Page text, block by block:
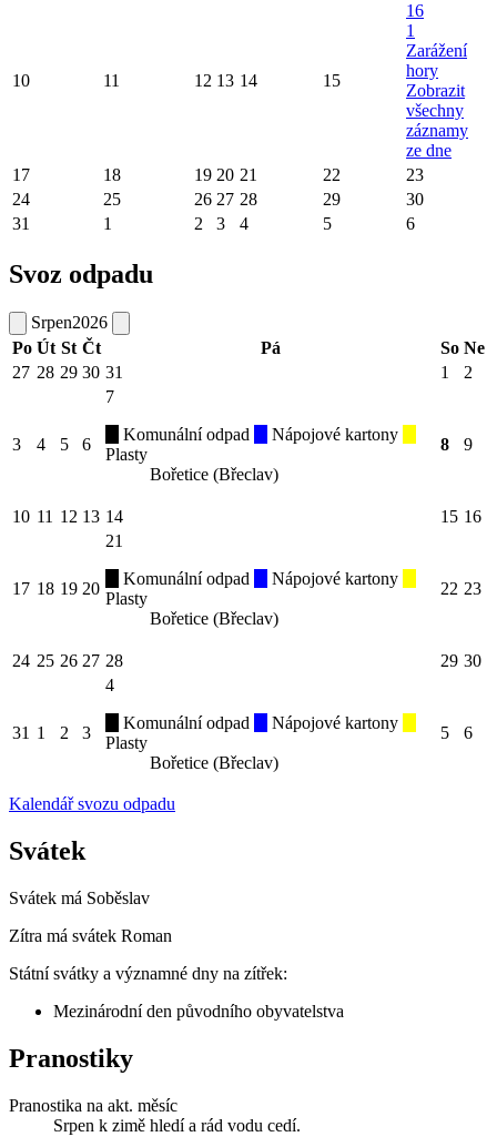
10 11 12 13 14 15
16
1
Zarážení
hory
Zobrazit
všechny
záznamy
ze dne
17
18 19 20 21 22
23
24
25 26 27 28 29
30
31
1 2 3 4 5 6
Svoz odpadu
Srpen2026
Po Út St Čt Pá So Ne
27 28 29 30 31 1 2
3 4 5 6
7
Komunální odpad
Nápojové kartony
Plasty
Bořetice (Břeclav)
8 9
10 11 12 13 14 15 16
17 18 19 20
21
Komunální odpad
Nápojové kartony
Plasty
Bořetice (Břeclav)
22 23
24 25 26 27 28 29 30
31 1 2 3
4
Komunální odpad
Nápojové kartony
Plasty
Bořetice (Břeclav)
5 6
Kalendář svozu odpadu
Svátek
Svátek má Soběslav
Zítra má svátek Roman
Státní svátky a významné dny na zítřek:
Mezinárodní den původního obyvatelstva
Pranostiky
Pranostika na akt. měsíc
Srpen k zimě hledí a rád vodu cedí.